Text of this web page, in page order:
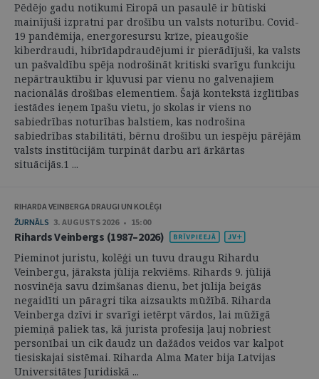
Pēdējo gadu notikumi Eiropā un pasaulē ir būtiski
mainījuši izpratni par drošību un valsts noturību. Covid-
19 pandēmija, energoresursu krīze, pieaugošie
kiberdraudi, hibrīdapdraudējumi ir pierādījuši, ka valsts
un pašvaldību spēja nodrošināt kritiski svarīgu funkciju
nepārtrauktību ir kļuvusi par vienu no galvenajiem
nacionālās drošības elementiem. Šajā kontekstā izglītības
iestādes ieņem īpašu vietu, jo skolas ir viens no
sabiedrības noturības balstiem, kas nodrošina
sabiedrības stabilitāti, bērnu drošību un iespēju pārējām
valsts institūcijām turpināt darbu arī ārkārtas
situācijās.1 ...
RIHARDA VEINBERGA DRAUGI UN KOLĒĢI
ŽURNĀLS 3. AUGUSTS 2026 • 15:00
Rihards Veinbergs (1987–2026)
Pieminot juristu, kolēģi un tuvu draugu Rihardu
Veinbergu, jāraksta jūlija rekviēms. Rihards 9. jūlijā
nosvinēja savu dzimšanas dienu, bet jūlija beigās
negaidīti un pāragri tika aizsaukts mūžībā. Riharda
Veinberga dzīvi ir svarīgi ietērpt vārdos, lai mūžīgā
piemiņā paliek tas, kā jurista profesija ļauj nobriest
personībai un cik daudz un dažādos veidos var kalpot
tiesiskajai sistēmai. Riharda Alma Mater bija Latvijas
Universitātes Juridiskā ...